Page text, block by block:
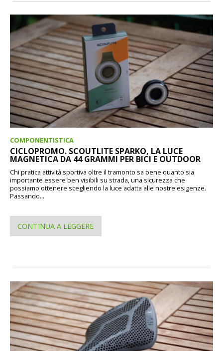
COMPONENTISTICA
CICLOPROMO. SCOUTLITE SPARKO, LA LUCE
MAGNETICA DA 44 GRAMMI PER BICI E OUTDOOR
Chi pratica attività sportiva oltre il tramonto sa bene quanto sia
importante essere ben visibili su strada, una sicurezza che
possiamo ottenere scegliendo la luce adatta alle nostre esigenze.
Passando...
CONTINUA A LEGGERE